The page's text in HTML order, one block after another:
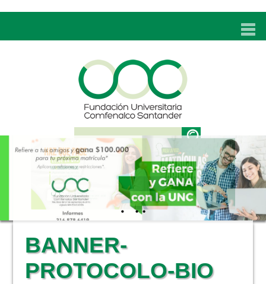
UNC
ADMISIONES
PROGRAMAS
TÉCNICOS LABORALES
BIENESTAR
BIBLIOTECA
BANNER-
PROTOCOLO-BIO